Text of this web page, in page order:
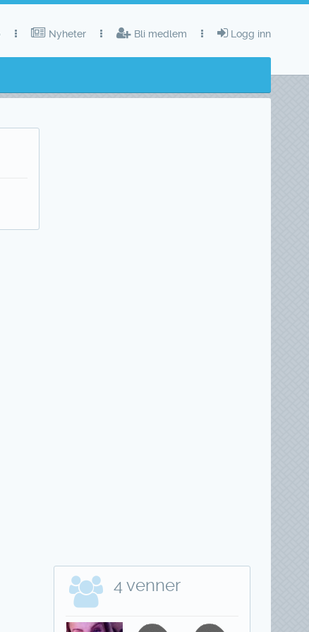
Logg inn
Bli medlem
Nyheter
4 venner